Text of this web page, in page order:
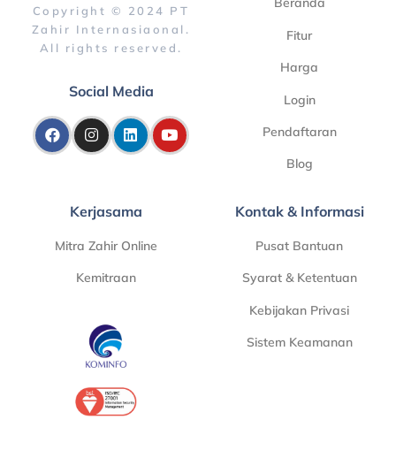
Copyright © 2024 PT
Zahir Internasiaonal.
All rights reserved.
Social Media
Fitur
Harga
Login
Pendaftaran
Blog
Kerjasama
Mitra Zahir Online
Kemitraan
Kontak & Informasi
Pusat Bantuan
Syarat & Ketentuan
Kebijakan Privasi
Sistem Keamanan